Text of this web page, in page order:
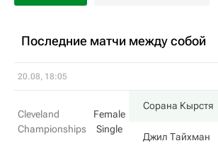
Последние матчи между собой
20.08, 18:05
Cleveland
Championships
Female
Single
Сорана Кырстя
Джил Тайхман